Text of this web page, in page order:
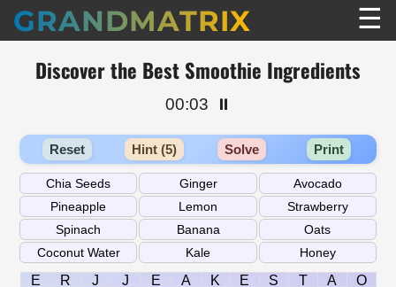
GRANDMATRIX ☰
Discover the Best Smoothie Ingredients
00:03 ⏸️
Reset Hint (5) Solve Print
E R J J E A K E S T A
O